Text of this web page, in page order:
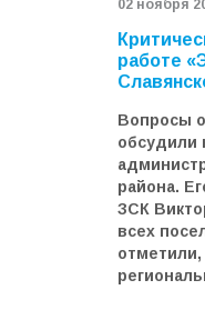
02 ноября
работе
Вопросы
обсудили
района.
ЗСК
всех
отметили,